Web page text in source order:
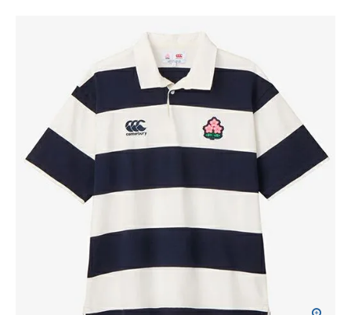
ブランドから選ぶ
SALE品はこちら
INFORMATIOM
ご利用ガイド